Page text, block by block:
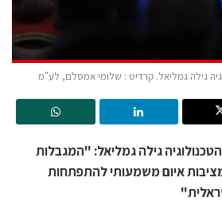
גילה גמליאל. קרדיט : שלומי אמסלם, לע"מ
גילה גמליאל: "המגבלות
איום משמעותי להתפתחות